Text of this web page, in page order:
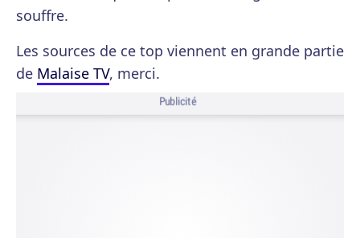
souffre.
Les sources de ce top viennent en grande partie
de Malaise TV, merci.
Publicité